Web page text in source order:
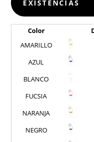
EXISTENCIAS
Color
AMARILLO
AZUL
BLANCO
FUCSIA
NARANJA
NEGRO